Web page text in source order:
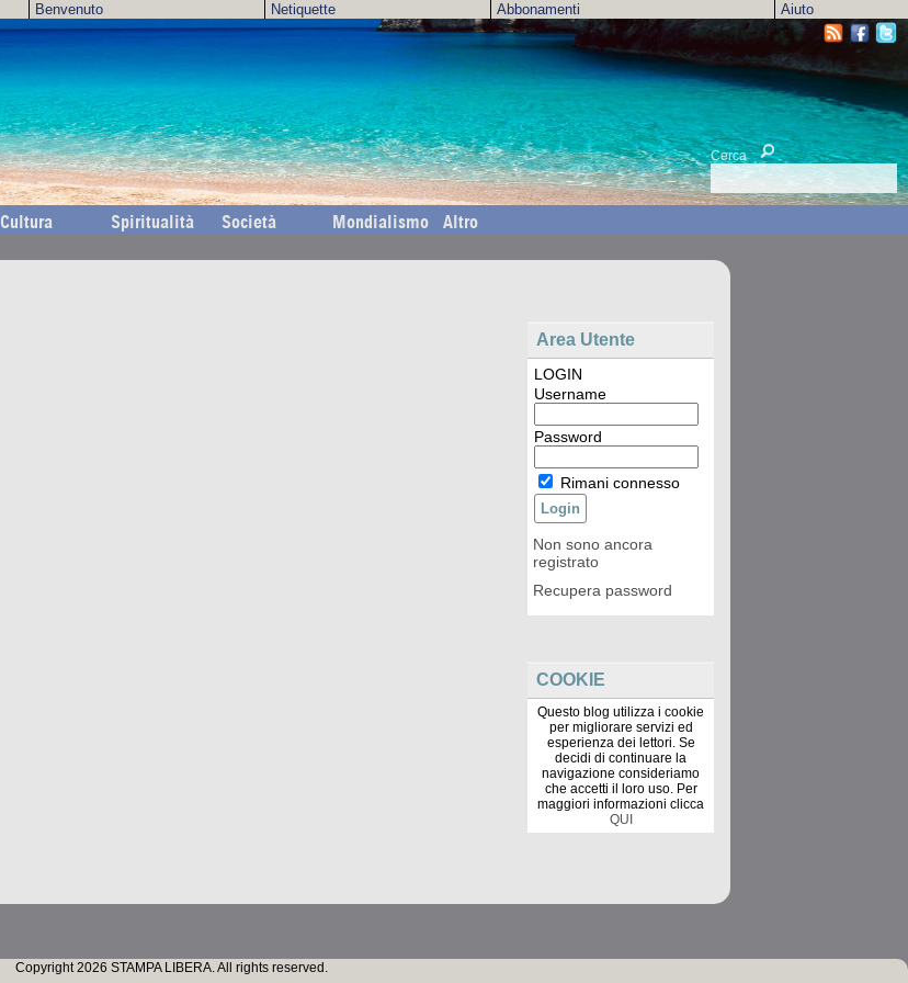
Benvenuto Netiquette Abbonamenti Aiuto
Cultura Spiritualità Società Mondialismo Altro
Cerca
Area Utente
LOGIN
Username
Password
Rimani connesso
Non sono ancora
registrato
Recupera password
COOKIE
Questo blog utilizza i cookie
per migliorare servizi ed
esperienza dei lettori. Se
decidi di continuare la
navigazione consideriamo
che accetti il loro uso. Per
maggiori informazioni clicca
QUI
Copyright 2026 STAMPA LIBERA. All rights reserved.